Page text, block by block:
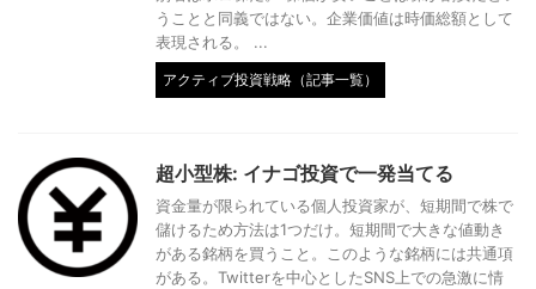
うことと同義ではない。企業価値は時価総額として
表現される。 ...
アクティブ投資戦略（記事一覧）
超小型株: イナゴ投資で一発当てる
資金量が限られている個人投資家が、短期間で株で
儲けるため方法は1つだけ。短期間で大きな値動き
がある銘柄を買うこと。このような銘柄には共通項
がある。Twitterを中心としたSNS上での急激に情